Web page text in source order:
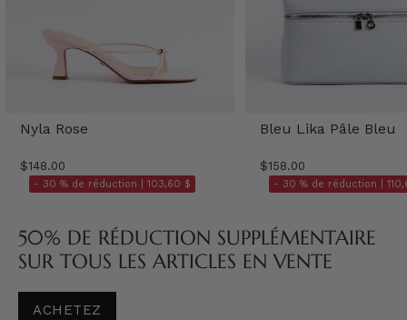
Nyla Rose
$148.00
- 30 % de réduction | 103,60 $
Bleu Lika Pâle Bleu
$158.00
- 30 % de réduction |
50% DE RÉDUCTION SUPPLÉMENTAIRE
SUR TOUS LES ARTICLES EN VENTE
ACHETEZ